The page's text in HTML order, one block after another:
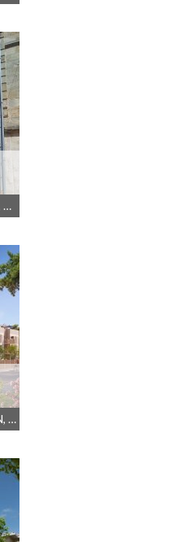
Déficit Foncier, Meublé non géré, Droit commun
Résidence Principale, JEANBRUN, Meublé non géré, Droit commun